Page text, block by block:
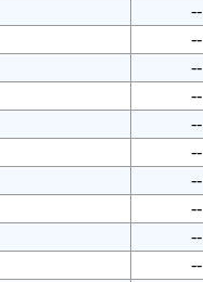
--
--
--
--
--
--
--
--
--
--